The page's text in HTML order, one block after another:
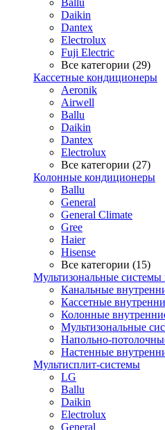
Ballu
Daikin
Dantex
Electrolux
Fuji Electric
Все категории (29)
Кассетные кондиционеры
Aeronik
Airwell
Ballu
Daikin
Dantex
Electrolux
Все категории (27)
Колонные кондиционеры
Ballu
General
General Climate
Gree
Haier
Hisense
Все категории (15)
Мультизональные
Канальные
Кассетные
Колонные
Мультизональные
Напольно-
Настенные
Мультисплит-системы
LG
Ballu
Daikin
Electrolux
General